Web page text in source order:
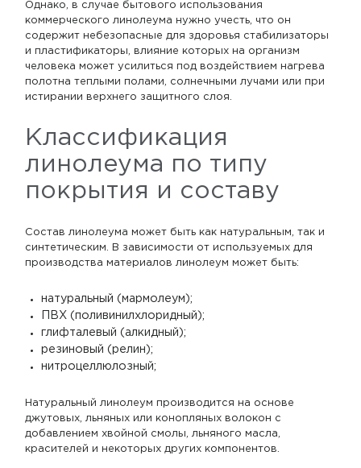
Однако, в случае бытового использования
коммерческого линолеума нужно учесть, что он
содержит небезопасные для здоровья стабилизаторы
и пластификаторы, влияние которых на организм
человека может усилиться под воздействием нагрева
полотна теплыми полами, солнечными лучами или при
истирании верхнего защитного слоя.
Классификация
линолеума по типу
покрытия и составу
Состав линолеума может быть как натуральным, так и
синтетическим. В зависимости от используемых для
производства материалов линолеум может быть:
натуральный (мармолеум);
ПВХ (поливинилхлоридный);
глифталевый (алкидный);
резиновый (релин);
нитроцеллюлозный;
Натуральный линолеум производится на основе
джутовых, льняных или конопляных волокон с
добавлением хвойной смолы, льняного масла,
красителей и некоторых других компонентов.